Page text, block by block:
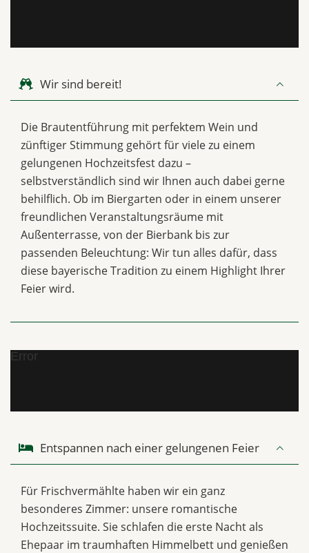
Wir sind bereit!
Die Brautentführung mit perfektem Wein und
zünftiger Stimmung gehört für viele zu einem
gelungenen Hochzeitsfest dazu –
selbstverständlich sind wir Ihnen auch dabei gerne
behilflich. Ob im Biergarten oder in einem unserer
freundlichen Veranstaltungsräume mit
Außenterrasse, von der Bierbank bis zur
passenden Beleuchtung: Wir tun alles dafür, dass
diese bayerische Tradition zu einem Highlight Ihrer
Feier wird.
Error
Entspannen nach einer gelungenen Feier
Für Frischvermählte haben wir ein ganz
besonderes Zimmer: unsere romantische
Hochzeitssuite. Sie schlafen die erste Nacht als
Ehepaar im traumhaften Himmelbett und genießen